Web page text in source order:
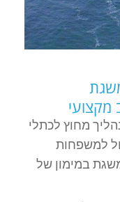
מקצועי
מחוץ לכתלי
למשפחות
במימון של